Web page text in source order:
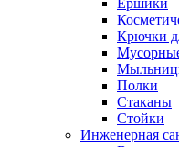
Ёршики
Крючки
Полки
Стаканы
Стойки
Инженерная